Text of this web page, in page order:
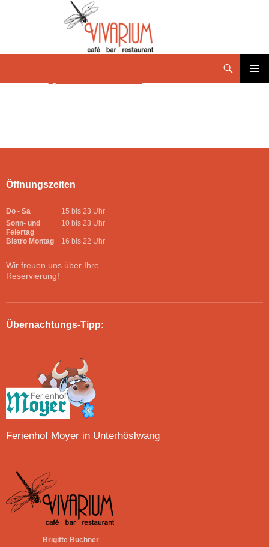
Öffnungszeiten
Do - Sa
15 bis 23 Uhr
Sonn- und
Feiertag
10 bis 23 Uhr
Bistro Montag 16 bis 22 Uhr
Wir freuen uns über Ihre
Reservierung!
Übernachtungs-Tipp:
Ferienhof Moyer in Unterhöslwang
Brigitte Buchner